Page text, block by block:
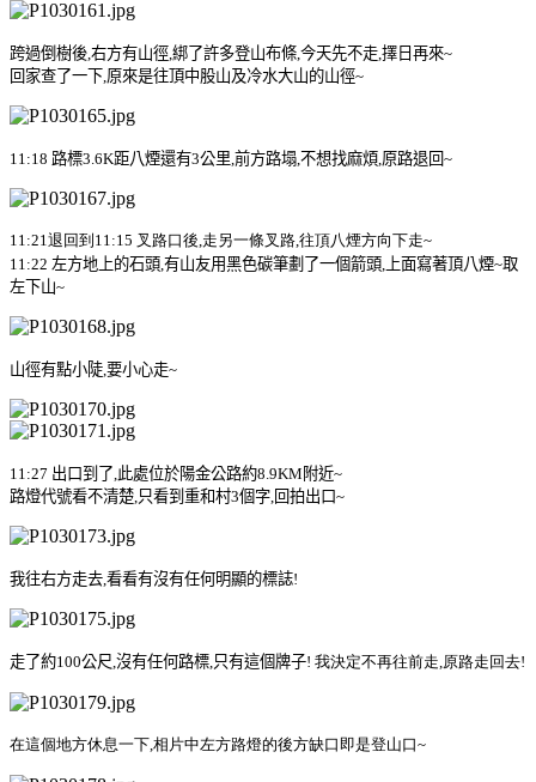
跨過倒樹後 右方有山徑 綁了許多登山布條 今天先不走 擇日再來~
回家查了一下 原來是往頂中股山及冷水大山的山徑~
11:18 路標3.6K距八煙還有3公里 前方路塌 不想找麻煩 原路退回 ~
11:21 退回到 11:15 叉路口後 走另一條叉路 往頂八煙方向下走~
11:22 左方地上的石頭 有山友用黑色碳筆劃了一個箭頭 上面寫著頂八煙~取
左下山~
山徑有點小陡 要小心走~
11:27 出口到了 此處位於陽金公路約8.9KM 附近~
路燈代號看不清楚 只看到重和村3個字 回拍出口~
我往右方走去 看看有沒有任何明顯的標誌!
走了約100公尺 沒有任何路標 只有這個牌子! 我決定不再往前走,原路走回去!
在這個地方休息一下 相片中左方路燈的後方缺口即是登山口~